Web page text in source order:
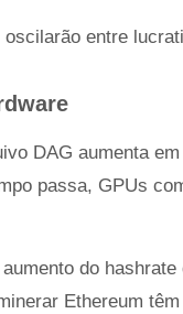
entre
DAG aumenta
passa, GPUs
do
Ethereum